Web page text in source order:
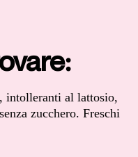
intolleranti al lattosio,
zucchero. Freschi